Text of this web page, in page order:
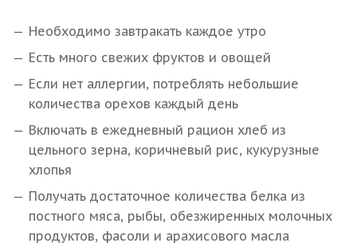
Необходимо завтракать каждое утро
Есть много свежих фруктов и овощей
Если нет аллергии, потреблять небольшие
количества орехов каждый день
Включать в ежедневный рацион хлеб из
цельного зерна, коричневый рис, кукурузные
хлопья
Получать достаточное количества белка из
постного мяса, рыбы, обезжиренных молочных
продуктов, фасоли и арахисового масла